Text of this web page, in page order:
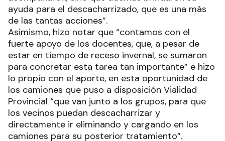
ayuda para el descacharrizado, que es una más
de las tantas acciones”.
Asimismo, hizo notar que “contamos con el
fuerte apoyo de los docentes, que, a pesar de
estar en tiempo de receso invernal, se sumaron
para concretar esta tarea tan importante” e hizo
lo propio con el aporte, en esta oportunidad de
los camiones que puso a disposición Vialidad
Provincial “que van junto a los grupos, para que
los vecinos puedan descacharrizar y
directamente ir eliminando y cargando en los
camiones para su posterior tratamiento”.